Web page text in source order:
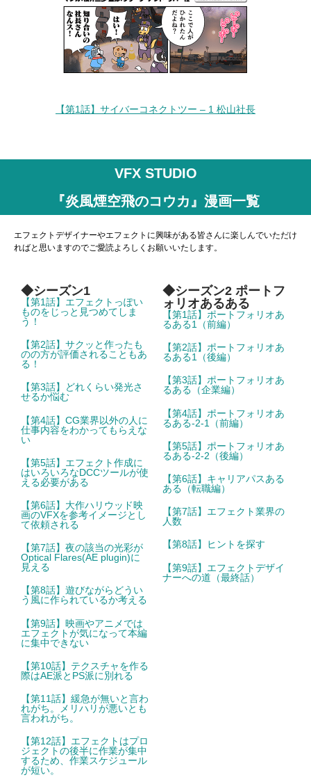
【第1話】サイバーコネクトツー – 1 松山社長
VFX STUDIO
『炎風煙空飛のコウカ』漫画一覧
エフェクトデザイナーやエフェクトに興味がある皆さんに楽しんでいただけ
ればと思いますのでご愛読よろしくお願いいたします。
◆シーズン1
【第1話】エフェクトっぽい
ものをじっと見つめてしま
う！
【第2話】サクッと作ったも
のの方が評価されることもあ
る！
【第3話】どれくらい発光さ
せるか悩む
【第4話】CG業界以外の人に
仕事内容をわかってもらえな
い
【第5話】エフェクト作成に
はいろいろなDCCツールが使
える必要がある
【第6話】大作ハリウッド映
画のVFXを参考イメージとし
て依頼される
【第7話】夜の該当の光彩が
Optical Flares(AE plugin)に
見える
【第8話】遊びながらどうい
う風に作られているか考える
【第9話】映画やアニメでは
エフェクトが気になって本編
に集中できない
【第10話】テクスチャを作る
際はAE派とPS派に別れる
【第11話】緩急が無いと言わ
れがち。メリハリが悪いとも
言われがち。
【第12話】エフェクトはプロ
ジェクトの後半に作業が集中
するため、作業スケジュール
が短い。
◆シーズン2 ポートフ
ォリオあるある
【第1話】ポートフォリオあ
るある1（前編）
【第2話】ポートフォリオあ
るある1（後編）
【第3話】ポートフォリオあ
るある（企業編）
【第4話】ポートフォリオあ
るある-2-1（前編）
【第5話】ポートフォリオあ
るある-2-2（後編）
【第6話】キャリアパスある
ある（転職編）
【第7話】エフェクト業界の
人数
【第8話】ヒントを探す
【第9話】エフェクトデザイ
ナーへの道（最終話）